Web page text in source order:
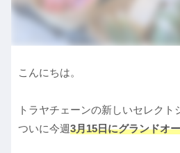
こんにちは。
トラヤチェーンの新しいセレクト
ついに今週3月15日にグランドオ